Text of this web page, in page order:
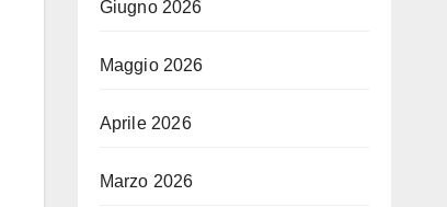
Giugno 2026
Maggio 2026
Aprile 2026
Marzo 2026